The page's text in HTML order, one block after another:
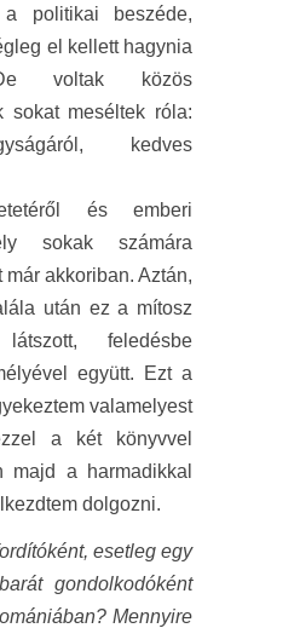
politikai beszéde,
el kellett hagynia
voltak közös
sokat meséltek róla:
kedves
és emberi
sokak számára
akkoriban. Aztán,
után ez a mítosz
feledésbe
együtt. Ezt a
valamelyest
a két könyvvel
majd a harmadikkal
dolgozni.
esetleg egy
gondolkodóként
Mennyire